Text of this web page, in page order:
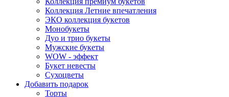
Коллекция Летние впечатления
ЭКО коллекция букетов
Монобукеты
Дуо и трио букеты
Мужские букеты
WOW - эффект
Букет невесты
Сухоцветы
Добавить подарок
Торты